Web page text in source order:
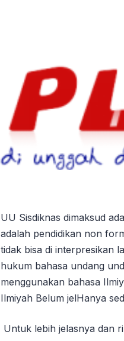
UU Sisdiknas dimaksud
adalah pendidikan non
tidak bisa di interpresikan
hukum bahasa undang
menggunakan bahasa
Ilmiyah Belum jelHanya
Untuk lebih jelasnya dan